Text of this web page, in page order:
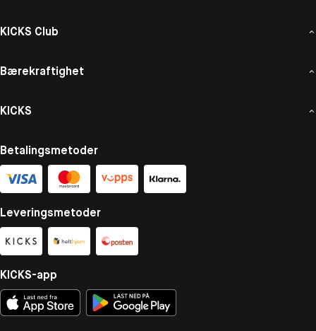
KICKS Club
Bærekraftighet
KICKS
Betalingsmetoder
Leveringsmetoder
KICKS-app